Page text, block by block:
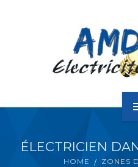
SOLUTIONS
DEMANDER
A
ÉLECTRICIEN
HOME
ZONES